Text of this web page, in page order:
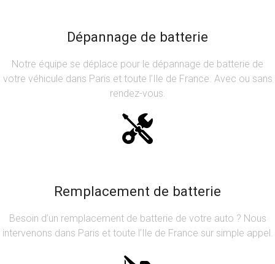
Dépannage de batterie
Notre équipe se déplace pour le dépannage de batterie de
votre véhicule dans Paris et toute l’Ile de France. Avec ou sans
rendez-vous.
Remplacement de batterie
Besoin d’un remplacement de batterie de votre auto ? Nous
intervenons dans Paris et toute l’Ile de France sur simple appel.